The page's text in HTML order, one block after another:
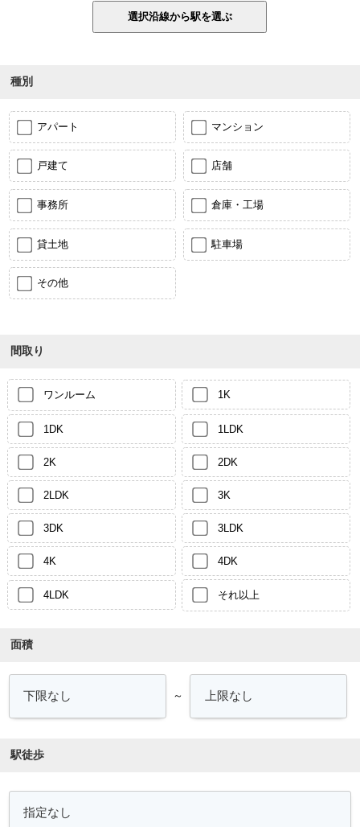
種別
アパート マンション
戸建て 店舗
事務所 倉庫・工場
貸土地 駐車場
その他
間取り
ワンルーム 1K
1DK 1LDK
2K 2DK
2LDK 3K
3DK 3LDK
4K 4DK
4LDK それ以上
面積
～
駅徒歩